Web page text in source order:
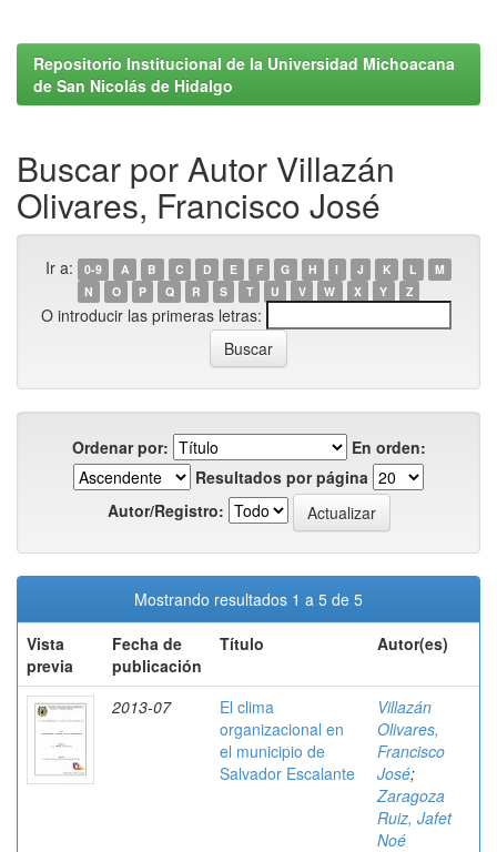
Repositorio Institucional de la Universidad Michoacana
de San Nicolás de Hidalgo
Buscar por Autor Villazán
Olivares, Francisco José
Ir a: 0-9 A B C D E F G H I J K L
M
N
O P Q R S T U V W X Y Z
O introducir las primeras letras:
Ordenar por:
En orden:
Resultados por página
Autor/Registro:
Mostrando resultados 1 a 5 de 5
Vista
previa
Fecha de
publicación
Título Autor(es)
2013-07
El clima
organizacional en
el municipio de
Salvador Escalante
Villazán
Olivares,
Francisco
José;
Zaragoza
Ruiz, Jafet
Noé